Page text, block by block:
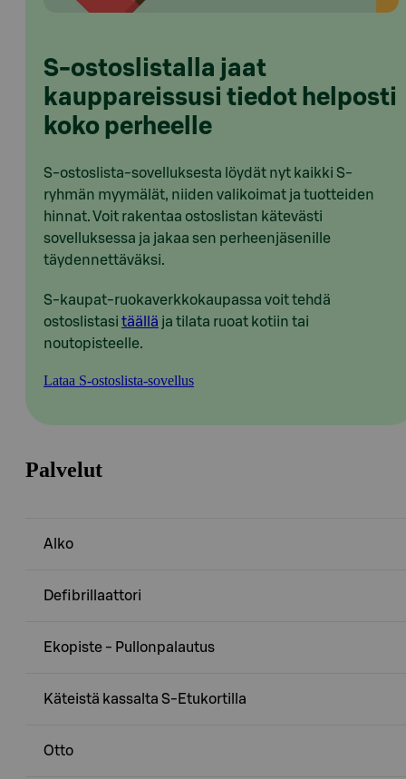
S-ostoslistalla jaat
kauppareissusi tiedot helposti
koko perheelle
S-ostoslista-sovelluksesta löydät nyt kaikki S-
ryhmän myymälät, niiden valikoimat ja tuotteiden
hinnat. Voit rakentaa ostoslistan kätevästi
sovelluksessa ja jakaa sen perheenjäsenille
täydennettäväksi.
S-kaupat-ruokaverkkokaupassa voit tehdä
ostoslistasi täällä ja tilata ruoat kotiin tai
noutopisteelle.
Lataa S-ostoslista-sovellus
Palvelut
Alko
Defibrillaattori
Ekopiste - Pullonpalautus
Käteistä kassalta S-Etukortilla
Otto